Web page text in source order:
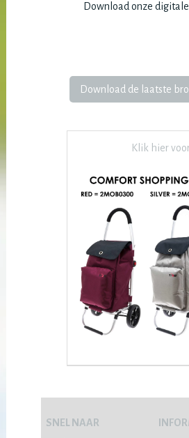
Download onze
Download de laatste
Klik hier
SNEL NAAR